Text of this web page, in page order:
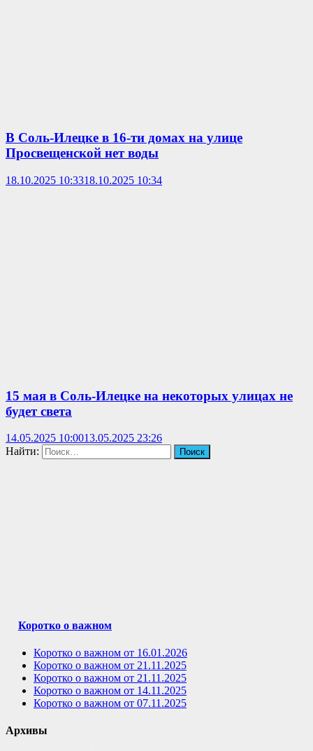
В Соль-Илецке в 16-ти домах на улице
Просвещенской нет воды
18.10.2025 10:3318.10.2025 10:34
15 мая в Соль-Илецке на некоторых улицах не
будет света
14.05.2025 10:0013.05.2025 23:26
Найти:
Коротко о важном
Коротко о важном от 16.01.2026
Коротко о важном от 21.11.2025
Коротко о важном от 21.11.2025
Коротко о важном от 14.11.2025
Коротко о важном от 07.11.2025
Архивы